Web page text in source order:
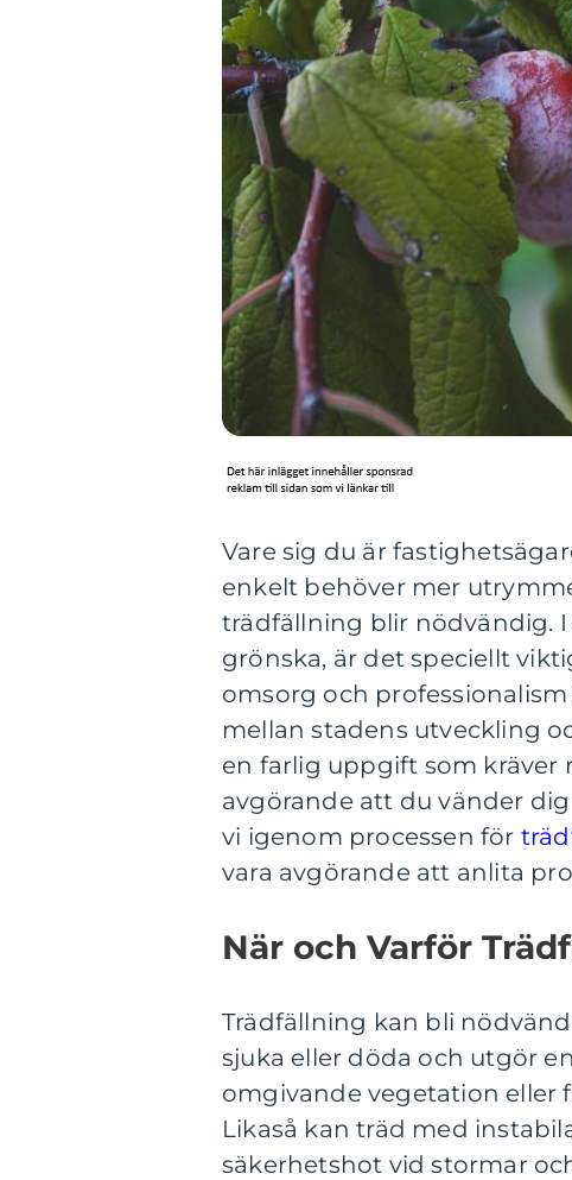
Vare sig du är
enkelt behöver mer
trädfällning blir nödvändig.
grönska, är det speciellt
omsorg och
mellan stadens utveckling
en farlig uppgift som kräver
avgörande att du vänder
vi igenom processen för
vara avgörande att anlita
När och Varför
Trädfällning kan bli
sjuka eller döda och utgör
omgivande vegetation eller
Likaså kan träd med
säkerhetshot vid stormar